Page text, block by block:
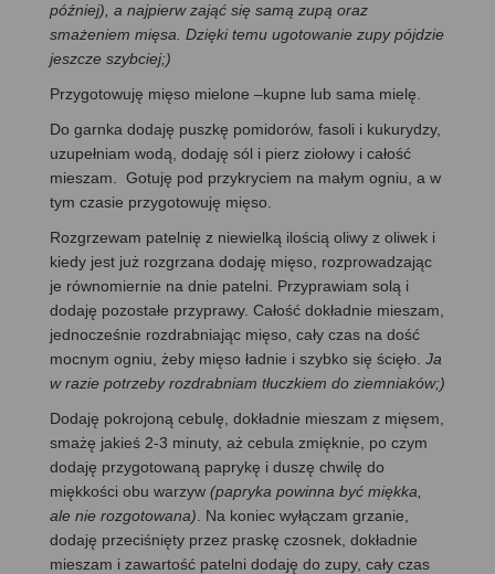
później), a najpierw zająć się samą zupą oraz
smażeniem mięsa. Dzięki temu ugotowanie zupy pójdzie
jeszcze szybciej;)
Przygotowuję mięso mielone –kupne lub sama mielę.
Do garnka dodaję puszkę pomidorów, fasoli i kukurydzy,
uzupełniam wodą, dodaję sól i pierz ziołowy i całość
mieszam. Gotuję pod przykryciem na małym ogniu, a w
tym czasie przygotowuję mięso.
Rozgrzewam patelnię z niewielką ilością oliwy z oliwek i
kiedy jest już rozgrzana dodaję mięso, rozprowadzając
je równomiernie na dnie patelni. Przyprawiam solą i
dodaję pozostałe przyprawy. Całość dokładnie mieszam,
jednocześnie rozdrabniając mięso, cały czas na dość
mocnym ogniu, żeby mięso ładnie i szybko się ścięło. Ja
w razie potrzeby rozdrabniam tłuczkiem do ziemniaków;)
Dodaję pokrojoną cebulę, dokładnie mieszam z mięsem,
smażę jakieś 2-3 minuty, aż cebula zmięknie, po czym
dodaję przygotowaną paprykę i duszę chwilę do
miękkości obu warzyw (papryka powinna być miękka,
ale nie rozgotowana) . Na koniec wyłączam grzanie,
dodaję przeciśnięty przez praskę czosnek, dokładnie
mieszam i zawartość patelni dodaję do zupy, cały czas